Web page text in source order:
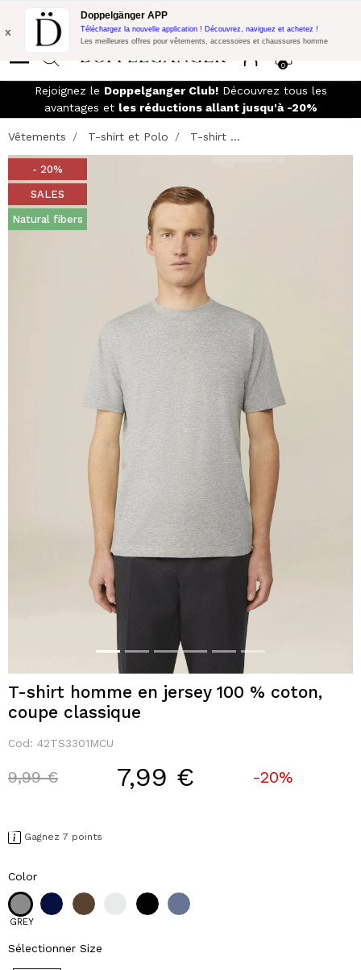
Promo Flash: 10% de réduction supplémentaire sur 300€ d'achat
avec le code:
0
x
Doppelgänger APP
Téléchargez la nouvelle application ! Découvrez, naviguez et achetez !
Les meilleures offres pour vêtements, accessoires et chaussures homme
Rejoignez le Doppelganger Club!Découvrez tous les
avantages et les réductions allant jusqu'à -20%
Vêtements T-shirt et Polo T-shirt ...
- 20%
SALES
Natural fibers
T-shirt homme en jersey 100 % coton,
coupe classique
Cod: 42TS3301MCU
Price reduced from
9,99 €to 7,99 € -20%
Gagnez 7 points
Color
GREY
Sélectionner Size